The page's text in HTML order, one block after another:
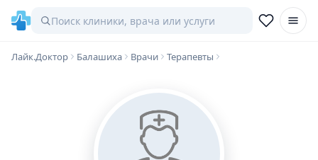
Лайк.Доктор Балашиха Врачи Терапевты